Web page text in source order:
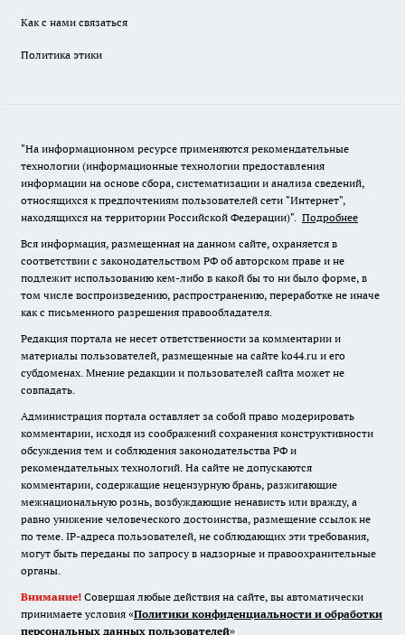
Как с нами связаться
Политика этики
"На информационном ресурсе применяются рекомендательные
технологии (информационные технологии предоставления
информации на основе сбора, систематизации и анализа сведений,
относящихся к предпочтениям пользователей сети "Интернет",
находящихся на территории Российской Федерации)". Подробнее
Вся информация, размещенная на данном сайте, охраняется в
соответствии с законодательством РФ об авторском праве и не
подлежит использованию кем-либо в какой бы то ни было форме, в
том числе воспроизведению, распространению, переработке не иначе
как с письменного разрешения правообладателя.
Редакция портала не несет ответственности за комментарии и
материалы пользователей, размещенные на сайте ko44.ru и его
субдоменах. Мнение редакции и пользователей сайта может не
совпадать.
Администрация портала оставляет за собой право модерировать
комментарии, исходя из соображений сохранения конструктивности
обсуждения тем и соблюдения законодательства РФ и
рекомендательных технологий. На сайте не допускаются
комментарии, содержащие нецензурную брань, разжигающие
межнациональную рознь, возбуждающие ненависть или вражду, а
равно унижение человеческого достоинства, размещение ссылок не
по теме. IP-адреса пользователей, не соблюдающих эти требования,
могут быть переданы по запросу в надзорные и правоохранительные
органы.
Внимание! Совершая любые действия на сайте, вы автоматически
принимаете условия «Политики конфиденциальности и обработки
персональных данных пользователей»